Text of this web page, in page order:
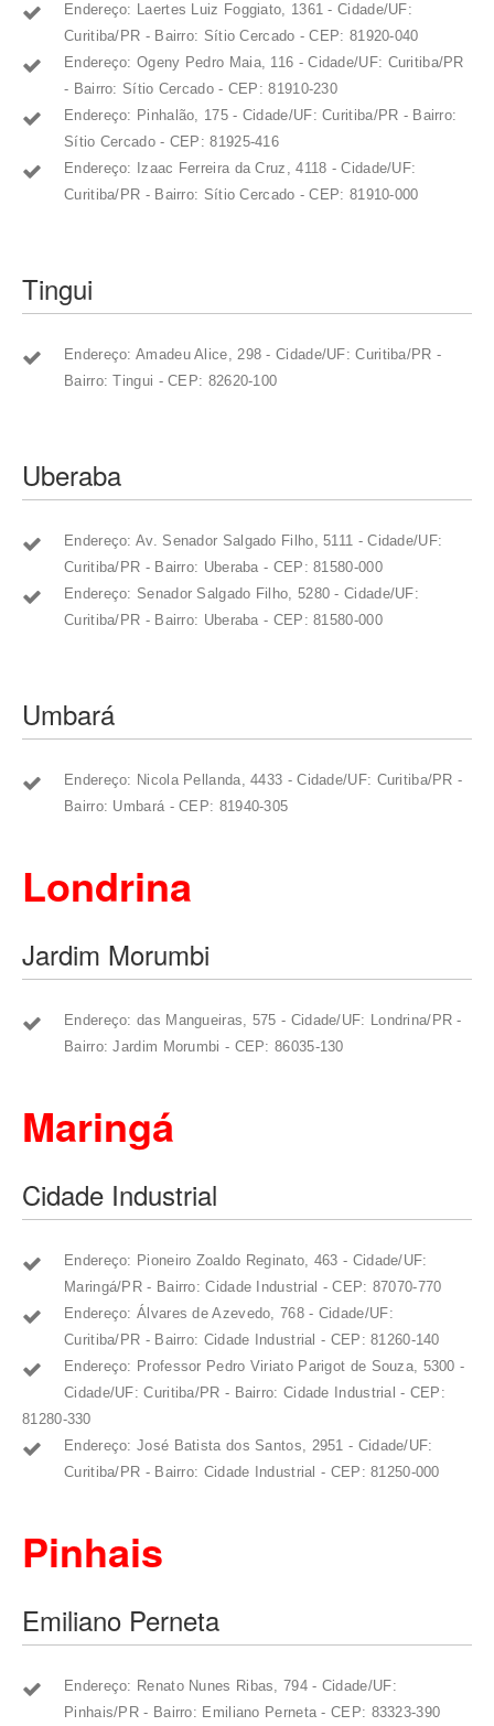
Endereço: Laertes Luiz Foggiato, 1361 - Cidade/UF:
Curitiba/PR - Bairro: Sítio Cercado - CEP: 81920-040
Endereço: Ogeny Pedro Maia, 116 - Cidade/UF: Curitiba/PR
- Bairro: Sítio Cercado - CEP: 81910-230
Endereço: Pinhalão, 175 - Cidade/UF: Curitiba/PR - Bairro:
Sítio Cercado - CEP: 81925-416
Endereço: Izaac Ferreira da Cruz, 4118 - Cidade/UF:
Curitiba/PR - Bairro: Sítio Cercado - CEP: 81910-000
Tingui
Endereço: Amadeu Alice, 298 - Cidade/UF: Curitiba/PR -
Bairro: Tingui - CEP: 82620-100
Uberaba
Endereço: Av. Senador Salgado Filho, 5111 - Cidade/UF:
Curitiba/PR - Bairro: Uberaba - CEP: 81580-000
Endereço: Senador Salgado Filho, 5280 - Cidade/UF:
Curitiba/PR - Bairro: Uberaba - CEP: 81580-000
Umbará
Endereço: Nicola Pellanda, 4433 - Cidade/UF: Curitiba/PR -
Bairro: Umbará - CEP: 81940-305
Londrina
Jardim Morumbi
Endereço: das Mangueiras, 575 - Cidade/UF: Londrina/PR -
Bairro: Jardim Morumbi - CEP: 86035-130
Maringá
Cidade Industrial
Endereço: Pioneiro Zoaldo Reginato, 463 - Cidade/UF:
Maringá/PR - Bairro: Cidade Industrial - CEP: 87070-770
Endereço: Álvares de Azevedo, 768 - Cidade/UF:
Curitiba/PR - Bairro: Cidade Industrial - CEP: 81260-140
Endereço: Professor Pedro Viriato Parigot de Souza, 5300 -
Cidade/UF: Curitiba/PR - Bairro: Cidade Industrial - CEP:
81280-330
Endereço: José Batista dos Santos, 2951 - Cidade/UF:
Curitiba/PR - Bairro: Cidade Industrial - CEP: 81250-000
Pinhais
Emiliano Perneta
Endereço: Renato Nunes Ribas, 794 - Cidade/UF:
Pinhais/PR - Bairro: Emiliano Perneta - CEP: 83323-390